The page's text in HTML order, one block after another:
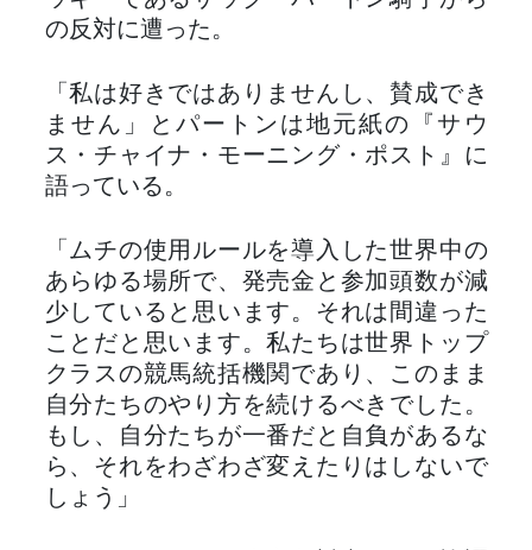
の反対に遭った。
「私は好きではありませんし、賛成でき
ません」とパートンは地元紙の『サウ
ス・チャイナ・モーニング・ポスト』に
語っている。
「ムチの使用ルールを導入した世界中の
あらゆる場所で、発売金と参加頭数が減
少していると思います。それは間違った
ことだと思います。私たちは世界トップ
クラスの競馬統括機関であり、このまま
自分たちのやり方を続けるべきでした。
もし、自分たちが一番だと自負があるな
ら、それをわざわざ変えたりはしないで
しょう」